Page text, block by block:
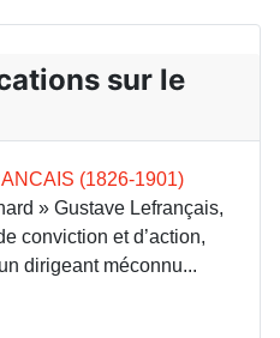
sur le
(1826-1901)
» Gustave Lefrançais,
conviction et d’action,
dirigeant méconnu...